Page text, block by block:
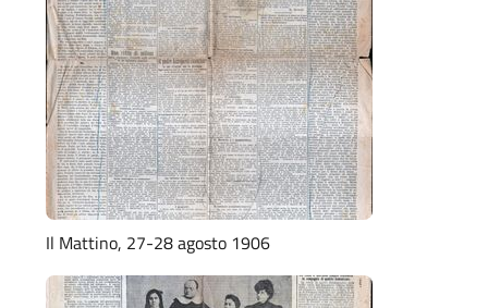
Il Mattino, 27-28 agosto 1906